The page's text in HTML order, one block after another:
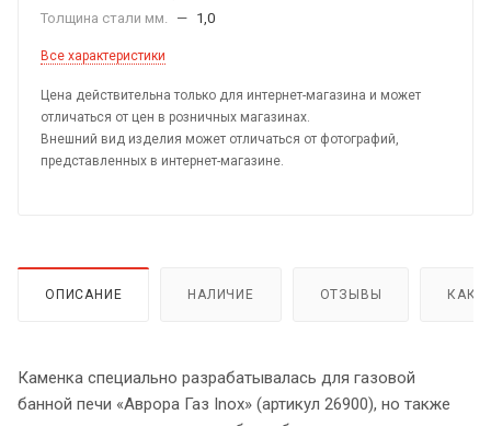
Толщина стали мм.
— 1,0
Все характеристики
Цена действительна только для интернет-магазина и может
отличаться от цен в розничных магазинах.
Внешний вид изделия может отличаться от фотографий,
представленных в интернет-магазине.
ОПИСАНИЕ НАЛИЧИЕ ОТЗЫВЫ КАК
Каменка специально разрабатывалась для газовой
банной печи «Аврора Газ Inox» (артикул 26900), но также